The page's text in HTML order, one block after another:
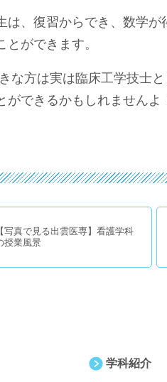
は、復習からでき、数学
とができます。
な方は実は臨床工学技士
ができるかもしれませんよ
【写真で見る出雲医専】看護学科
授業風景
学科紹介